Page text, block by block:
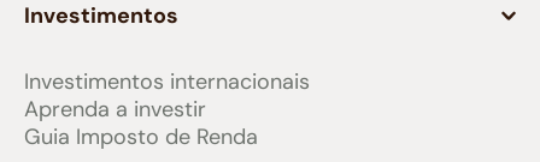
Investimentos
Investimentos internacionais
Aprenda a investir
Guia Imposto de Renda